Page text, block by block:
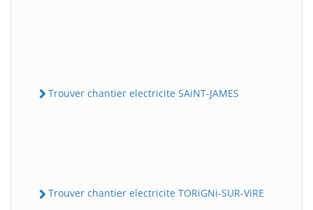
Trouver chantier electricite SAiNT-JAMES
Trouver chantier electricite TORiGNi-SUR-ViRE